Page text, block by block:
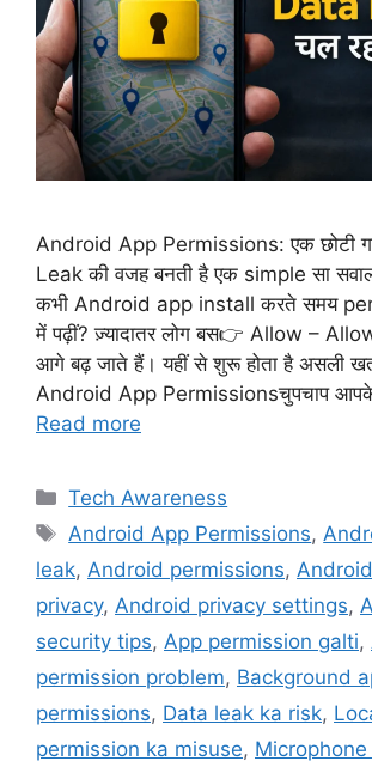
Android App Permissions: एक छोटी
Leak की वजह बनती है एक simple सा
कभी Android app install करते समय
में पढ़ीं? ज़्यादातर लोग बस👉 Allow –
आगे बढ़ जाते हैं। यहीं से शुरू होता है असली
Android App Permissionsचुपचाप
Read more
Categories
Tech Awareness
Tags
Android App Permissions,
leak, Android permissions,
privacy, Android privacy settings,
security tips, App permission galti,
permission problem, Background
permissions, Data leak ka risk,
permission ka misuse,